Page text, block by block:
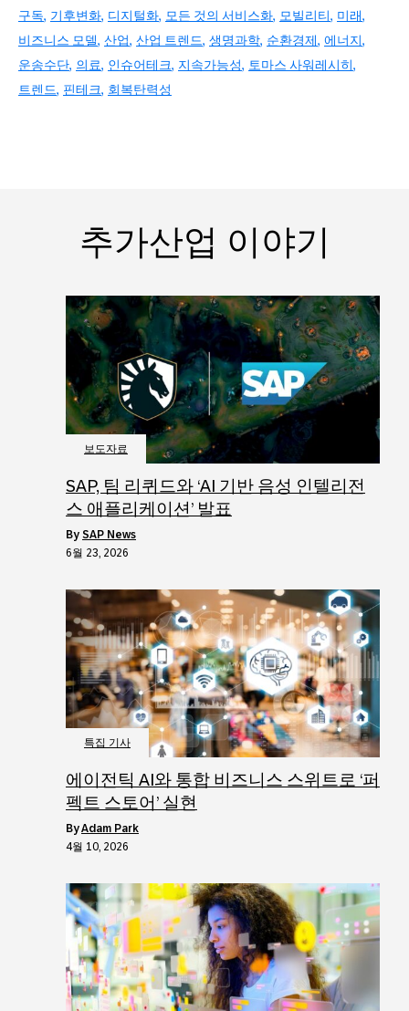
구독 기후변화 디지털화 모든 것의 서비스화 모빌리티
미래
비즈니스 모델 산업 산업 트렌드 생명과학 순환경제 에너지
운송수단 의료 인슈어테크 지속가능성
토마스 사워레시히
트렌드 핀테크 회복탄력성
추가산업 이야기
보도자료
SAP, 팀 리퀴드와 ‘AI 기반 음성 인텔리전
스 애플리케이션’ 발표
by SAP News
6월 23, 2026
특집 기사
에이전틱 AI와 통합 비즈니스 스위트로 ‘퍼
펙트 스토어’ 실현
byAdam Park
4월 10, 2026